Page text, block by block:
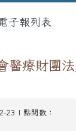
子報列表
醫療財團
23 | 點閱數：